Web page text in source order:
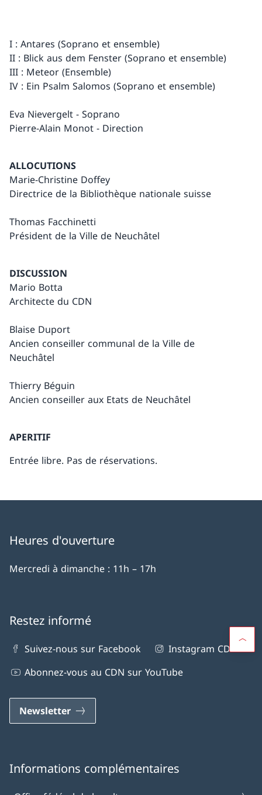
I : Antares (Soprano et ensemble)
II : Blick aus dem Fenster (Soprano et ensemble)
III : Meteor (Ensemble)
IV : Ein Psalm Salomos (Soprano et ensemble)
Eva Nievergelt - Soprano
Pierre-Alain Monot - Direction
ALLOCUTIONS
Marie-Christine Doffey
Directrice de la Bibliothèque nationale suisse
Thomas Facchinetti
Président de la Ville de Neuchâtel
DISCUSSION
Mario Botta
Architecte du CDN
Blaise Duport
Ancien conseiller communal de la Ville de
Neuchâtel
Thierry Béguin
Ancien conseiller aux Etats de Neuchâtel
APERITIF
Entrée libre. Pas de réservations.
Heures d'ouverture
Mercredi à dimanche : 11h – 17h
Restez informé
Suivez-nous sur Facebook
Instagram CDN
Abonnez-vous au CDN sur YouTube
Newsletter
Informations complémentaires